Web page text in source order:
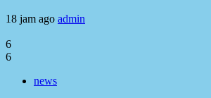
18 jam ago admin
6
6
news